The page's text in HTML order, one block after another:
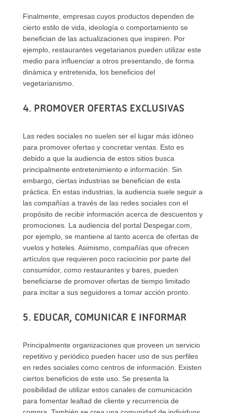
Finalmente, empresas cuyos productos dependen de
cierto estilo de vida, ideología o comportamiento se
benefician de las actualizaciones que inspiren. Por
ejemplo, restaurantes vegetarianos pueden utilizar este
medio para influenciar a otros presentando, de forma
dinámica y entretenida, los beneficios del
vegetarianismo.
4. PROMOVER OFERTAS EXCLUSIVAS
Las redes sociales no suelen ser el lugar más idóneo
para promover ofertas y concretar ventas. Esto es
debido a que la audiencia de estos sitios busca
principalmente entretenimiento e información. Sin
embargo, ciertas industrias se benefician de esta
práctica. En estas industrias, la audiencia suele seguir a
las compañías a través de las redes sociales con el
propósito de recibir información acerca de descuentos y
promociones. La audiencia del portal Despegar.com,
por ejemplo, se mantiene al tanto acerca de ofertas de
vuelos y hoteles. Asimismo, compañías que ofrecen
artículos que requieren poco raciocinio por parte del
consumidor, como restaurantes y bares, pueden
beneficiarse de promover ofertas de tiempo limitado
para incitar a sus seguidores a tomar acción pronto.
5. EDUCAR, COMUNICAR E INFORMAR
Principalmente organizaciones que proveen un servicio
repetitivo y periódico pueden hacer uso de sus perfiles
en redes sociales como centros de información. Existen
ciertos beneficios de este uso. Se presenta la
posibilidad de utilizar estos canales de comunicación
para fomentar lealtad de cliente y recurrencia de